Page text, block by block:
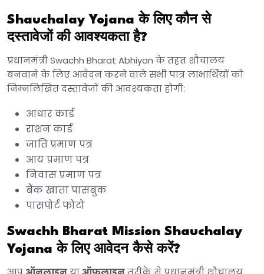
Shauchalay Yojana के लिए कौन से
दस्तावेजों की आवश्यकता है?
प्रधानमंत्री Swachh Bharat Abhiyan के तहत शौचालय
बनवाने के लिए आवेदन करने वाले सभी पात्र लाभार्थियों को
निम्नलिखित दस्तावेजों की आवश्यकता होगी:
आधार कार्ड
राशन कार्ड
जाति प्रमाण पत्र
आय प्रमाण पत्र
निवास प्रमाण पत्र
बैंक खाता पासबुक
पासपोर्ट फोटो
Swachh Bharat Mission Shauchalay
Yojana के लिए आवेदन कैसे करें?